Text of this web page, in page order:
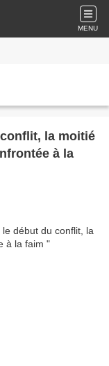
MENU
la moitié
à la